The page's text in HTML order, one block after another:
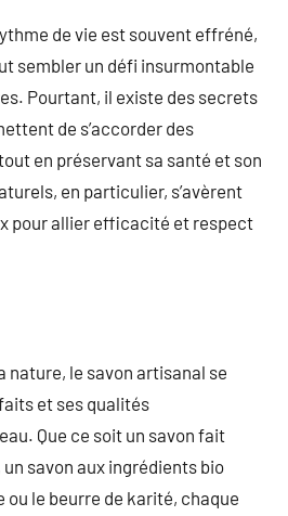
de vie est souvent effréné,
sembler un défi insurmontable
Pourtant, il existe des secrets
de s’accorder des
en préservant sa santé et son
en particulier, s’avèrent
pour allier efficacité et respect
nature, le savon artisanal se
et ses qualités
Que ce soit un savon fait
savon aux ingrédients bio
ou le beurre de karité, chaque